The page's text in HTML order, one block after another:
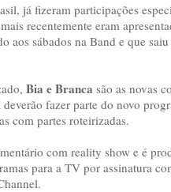
já fizeram participações
mais recentemente eram
aos sábados na Band e que
Bia e Branca são as novas
fazer parte do novo
com partes roteirizadas.
com reality show e é
para a TV por assinatura